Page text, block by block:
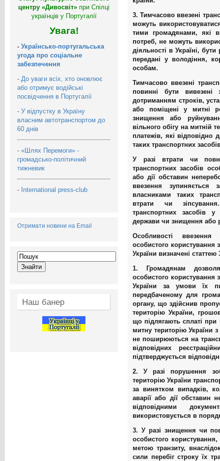
центру «Дивосвіт» при Спілці
українців у Португалії
Увага!
- Українсько-португальська
угода про соціальне
забезпечення
- До уваги всіх, хто оновлює
або отримує водійські
посвідчення в Португалії
- У відпустку в Україну
власним автотранспортом до
60 днів
- «Шлях Перемоги» -
громадсько-політичний
тижневик
- International press-club
Отримати новини на Email
Наш банер
3. Тимчасово ввезені
можуть
тими громадянами, які
потреб, не можуть
діяльності в Україні,
передані у володіння,
особам.
Тимчасово ввезені
повинні бути вивезені
дотриманням строків,
або поміщені у митні
знищення або
вільного обігу на митній
платежів, які відповідно
таких транспортних
У разі втрати чи
транспортних засобів
або дії обставин
ввезення
власниками таких
втрати чи
транспортних засобів
держави чи знищення або
Особливості ввезення
особистого користування
України визначені
1. Громадянам
особистого користування
України за умови їх
передбаченому для
органу, що здійснив
територію України,
що підлягають сплаті при
митну територію України
не поширюються на
відповідних
підтверджується
2. У разі порушення
територію України
за винятком випадків,
аварії або дії обставин
відповідними
використовується в
3. У разі знищення чи
особистого
метою транзиту,
сили перебіг строку їх